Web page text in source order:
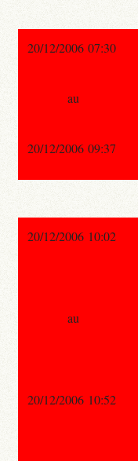
20/12/2006 07:30
au
20/12/2006 09:37
20/12/2006 10:02
au
20/12/2006 10:52